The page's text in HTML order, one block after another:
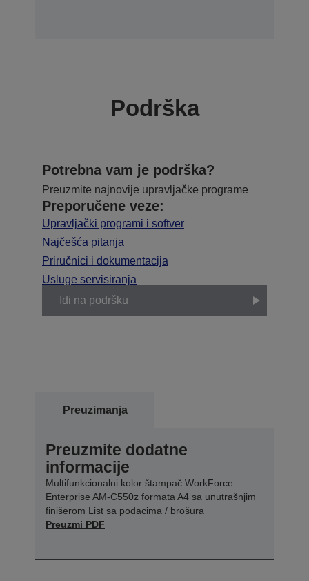
Podrška
Potrebna vam je podrška?
Preuzmite najnovije upravljačke programe
Preporučene veze:
Upravljački programi i softver
Najčešća pitanja
Priručnici i dokumentacija
Usluge servisiranja
Idi na podršku
Preuzimanja
Preuzmite dodatne
informacije
Multifunkcionalni kolor štampač WorkForce
Enterprise AM-C550z formata A4 sa unutrašnjim
finišerom List sa podacima / brošura
Preuzmi PDF